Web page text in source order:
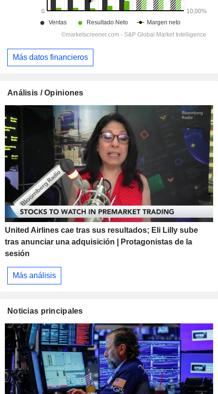
Más datos financieros
Análisis / Opiniones
United Airlines cae tras sus resultados; Eli Lilly sube
tras anunciar una adquisición | Protagonistas de la
sesión
Más análisis
Noticias principales